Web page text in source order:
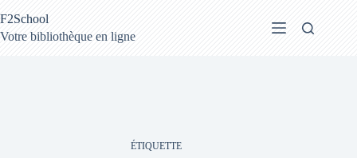
au
contenu
F2School
Votre bibliothèque en ligne
ÉTIQUETTE